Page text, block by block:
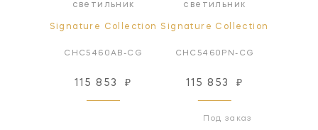
светильник
Signature Collection
CHC5460AB-CG
115 853 ₽
светильник
Signature Collection
CHC5460PN-CG
115 853 ₽
Под заказ